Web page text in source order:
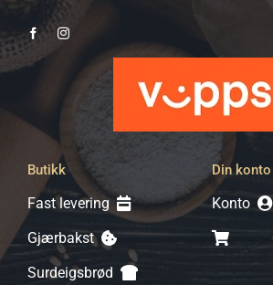
Butikk
Fast levering
Gjærbakst
Surdeigsbrød
Din konto
Konto